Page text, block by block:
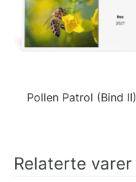
Pollen Patrol (Bind II)
Relaterte varer